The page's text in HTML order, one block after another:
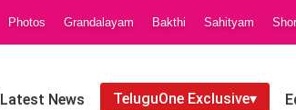
Photos Grandalayam Bakthi Sahityam
Latest News TeluguOne Exclusive▾